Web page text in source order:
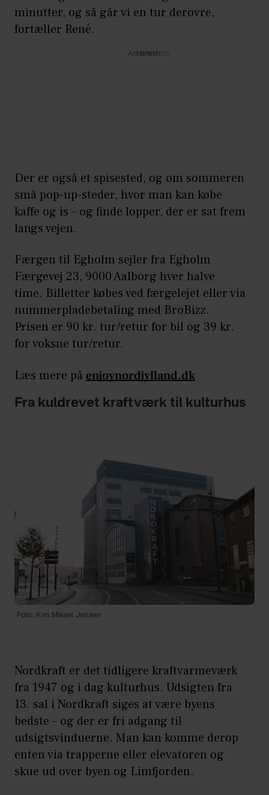
minutter, og så går vi en tur derovre,
fortæller René.
Annonce
Der er også et spisested, og om sommeren
små pop-up-steder, hvor man kan købe
kaffe og is – og finde lopper, der er sat frem
langs vejen.
Færgen til Egholm sejler fra Egholm
Færgevej 23, 9000 Aalborg hver halve
time. Billetter købes ved færgelejet eller via
nummerpladebetaling med BroBizz.
Prisen er 90 kr. tur/retur for bil og 39 kr.
for voksne tur/retur.
Læs mere på enjoynordjylland.dk
Fra kuldrevet kraftværk til kulturhus
Foto: Kim Mikael Jensen
Nordkraft er det tidligere kraftvarmeværk
fra 1947 og i dag kulturhus. Udsigten fra
13. sal i Nordkraft siges at være byens
bedste – og der er fri adgang til
udsigtsvinduerne. Man kan komme derop
enten via trapperne eller elevatoren og
skue ud over byen og Limfjorden.